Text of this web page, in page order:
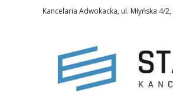
Kancelaria Adwokacka, ul. Młyńska 4/